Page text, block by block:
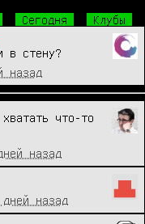
Сегодня
Клубы
в стену?
назад
что-то
назад
назад